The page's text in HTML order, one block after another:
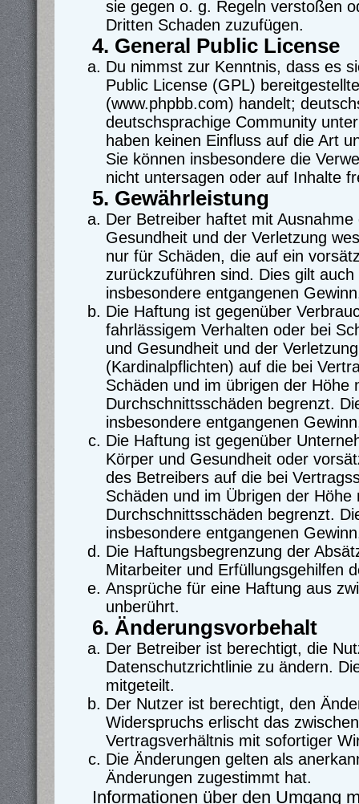
sie gegen o. g. Regeln verstoßen
Dritten Schaden zuzufügen.
4. General Public License
Du nimmst zur Kenntnis, dass es
Public License (GPL)
(www.phpbb.com) handelt;
deutschsprachige Community
haben keinen Einfluss auf die Art
Sie können insbesondere die
nicht untersagen oder auf Inhalte
5. Gewährleistung
Der Betreiber haftet mit
Gesundheit und der Verletzung
nur für Schäden, die auf ein
zurückzuführen sind. Dies gilt
insbesondere entgangenen
Die Haftung ist gegenüber
fahrlässigem Verhalten oder bei
und Gesundheit und der
(Kardinalpflichten) auf die bei
Schäden und im übrigen der Höhe
Durchschnittsschäden begrenzt.
insbesondere entgangenen
Die Haftung ist gegenüber
Körper und Gesundheit oder
des Betreibers auf die bei
Schäden und im Übrigen der
Durchschnittsschäden begrenzt.
insbesondere entgangenen
Die Haftungsbegrenzung der
Mitarbeiter und Erfüllungsgehilfen
Ansprüche für eine Haftung aus
unberührt.
6. Änderungsvorbehalt
Der Betreiber ist berechtigt, die
Datenschutzrichtlinie zu ändern.
mitgeteilt.
Der Nutzer ist berechtigt, den
Widerspruchs erlischt das
Vertragsverhältnis mit sofortiger
Die Änderungen gelten als
Änderungen zugestimmt hat.
Informationen über den Umgang